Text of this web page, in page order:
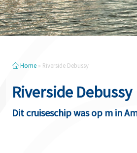
Home » Riverside Debussy
Riverside Debussy
Dit cruiseschip was op m in